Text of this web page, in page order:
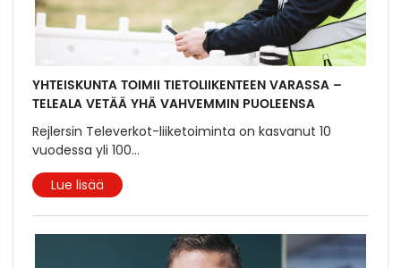
YHTEISKUNTA TOIMII TIETOLIIKENTEEN VARASSA –
TELEALA VETÄÄ YHÄ VAHVEMMIN PUOLEENSA
Rejlersin Televerkot-liiketoiminta on kasvanut 10
vuodessa yli 100...
Lue lisää